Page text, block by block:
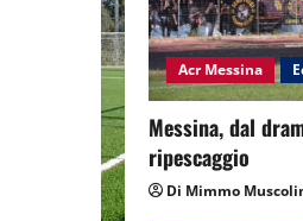
Acr Messina
Messina, dal
ripescaggio
Di Mimmo